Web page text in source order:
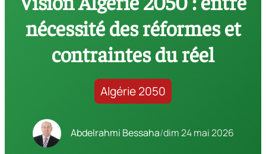
nécessité des réformes et
contraintes du réel
Algérie 2050
Abdelrahmi Bessaha/dim 24 mai 2026